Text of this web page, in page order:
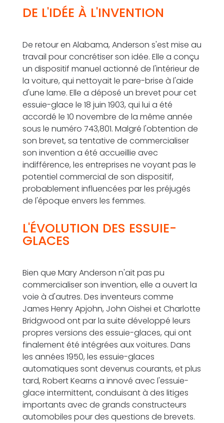
DE L'IDÉE À L'INVENTION
De retour en Alabama, Anderson s'est mise au
travail pour concrétiser son idée. Elle a conçu
un dispositif manuel actionné de l'intérieur de
la voiture, qui nettoyait le pare-brise à l'aide
d'une lame. Elle a déposé un brevet pour cet
essuie-glace le 18 juin 1903, qui lui a été
accordé le 10 novembre de la même année
sous le numéro 743,801. Malgré l'obtention de
son brevet, sa tentative de commercialiser
son invention a été accueillie avec
indifférence, les entreprises ne voyant pas le
potentiel commercial de son dispositif,
probablement influencées par les préjugés
de l'époque envers les femmes.
L'ÉVOLUTION DES ESSUIE-
GLACES
Bien que Mary Anderson n'ait pas pu
commercialiser son invention, elle a ouvert la
voie à d'autres. Des inventeurs comme
James Henry Apjohn, John Oishei et Charlotte
Bridgwood ont par la suite développé leurs
propres versions des essuie-glaces, qui ont
finalement été intégrées aux voitures. Dans
les années 1950, les essuie-glaces
automatiques sont devenus courants, et plus
tard, Robert Kearns a innové avec l'essuie-
glace intermittent, conduisant à des litiges
importants avec de grands constructeurs
automobiles pour des questions de brevets.